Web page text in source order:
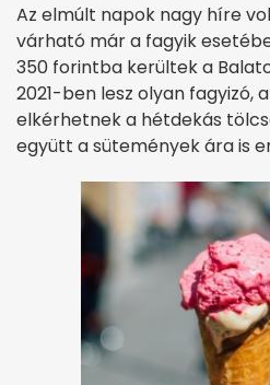
Az elmúlt napok nagy híre
várható már a fagyik
350 forintba kerültek a
2021-ben lesz olyan fagyizó,
elkérhetnek a hétdekás
együtt a sütemények ára is